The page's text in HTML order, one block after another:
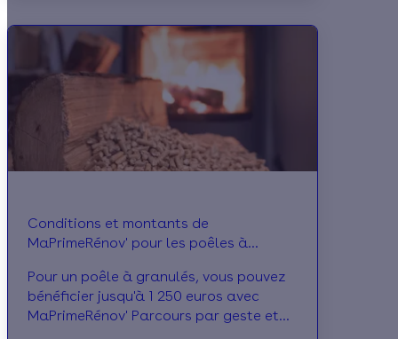
Conditions et montants de
MaPrimeRénov' pour les poêles à
Pour un poêle à granulés, vous pouvez
bénéficier jusqu'à 1 250 euros avec
MaPrimeRénov' Parcours par geste et